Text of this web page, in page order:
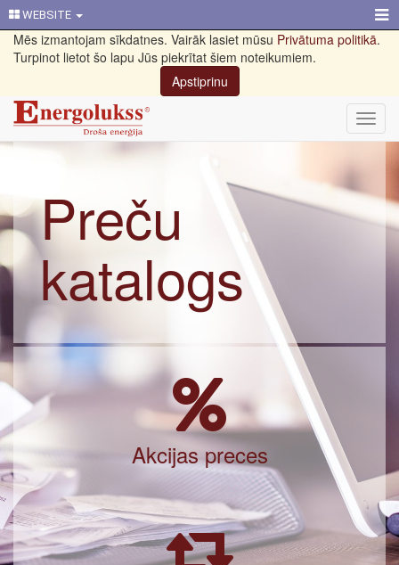
WEBSITE
Mēs izmantojam sīkdatnes. Vairāk lasiet mūsu Privātuma politikā.
Turpinot lietot šo lapu Jūs piekrītat šiem noteikumiem.
Apstiprinu
Preču
katalogs
Akcijas preces